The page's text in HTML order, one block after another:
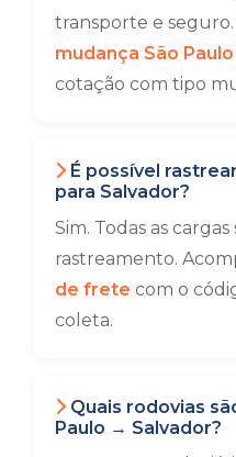
transporte e seguro.
mudança São
cotação com tipo
É possível
para Salvador?
Sim. Todas as
rastreamento.
de frete com o
coleta.
Quais rodovias
Paulo → Salvador?